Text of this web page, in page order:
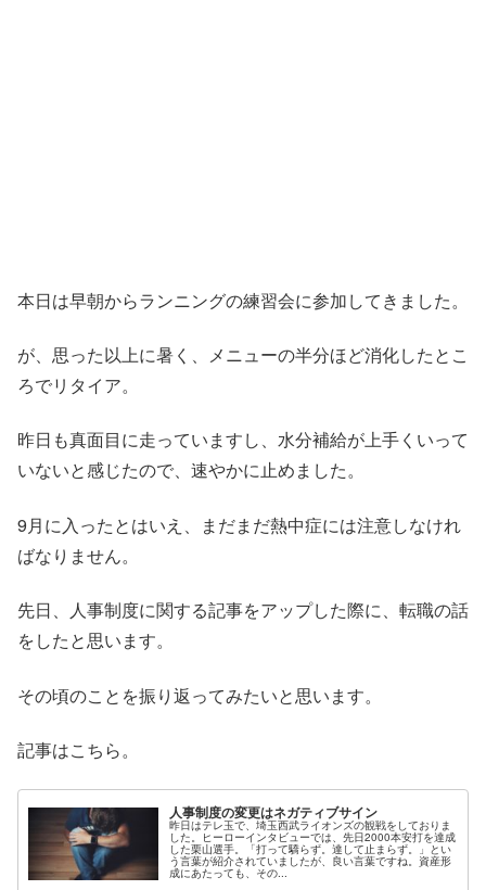
本日は早朝からランニングの練習会に参加してきました。
が、思った以上に暑く、メニューの半分ほど消化したとこ
ろでリタイア。
昨日も真面目に走っていますし、水分補給が上手くいって
いないと感じたので、速やかに止めました。
9月に入ったとはいえ、まだまだ熱中症には注意しなけれ
ばなりません。
先日、人事制度に関する記事をアップした際に、転職の話
をしたと思います。
その頃のことを振り返ってみたいと思います。
記事はこちら。
人事制度の変更はネガティブサイン
昨日はテレ玉で、埼玉西武ライオンズの観戦をしておりま
した。ヒーローインタビューでは、先日2000本安打を達成
した栗山選手。「打って驕らず。達して止まらず。」とい
う言葉が紹介されていましたが、良い言葉ですね。資産形
成にあたっても、その...